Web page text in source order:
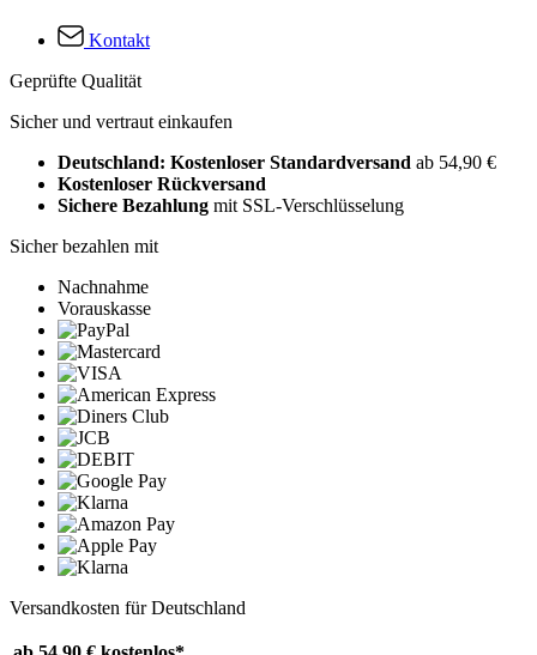
Kontakt
Geprüfte Qualität
Sicher und vertraut einkaufen
Deutschland: Kostenloser Standardversand ab 54,90 €
Kostenloser Rückversand
Sichere Bezahlung mit SSL-Verschlüsselung
Sicher bezahlen mit
Nachnahme
Vorauskasse
Versandkosten für Deutschland